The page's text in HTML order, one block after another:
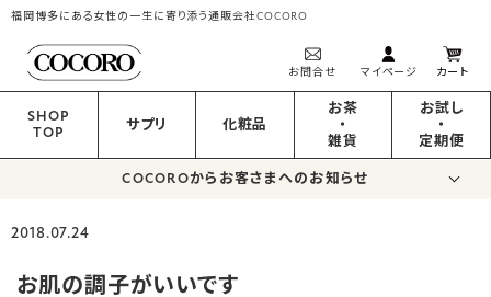
福岡博多にある女性の一生に寄り添う通販会社COCORO
お問合せ マイページ カート
SHOP
TOP
サプリ 化粧品
お茶
・
雑貨
お試し
・
定期便
COCOROからお客さまへのお知らせ
2018.07.24
お肌の調子がいいです